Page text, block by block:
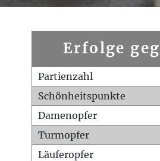
Erfolge
Partienzahl
Schönheitspunkte
Damenopfer
Turmopfer
Läuferopfer